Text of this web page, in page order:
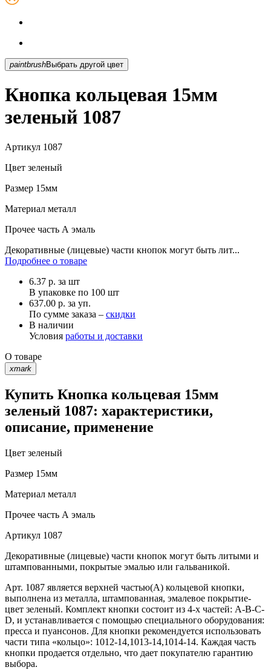
paintbrush Выбрать другой цвет
Кнопка кольцевая 15мм
зеленый 1087
Артикул 1087
Цвет зеленый
Размер 15мм
Материал металл
Прочее часть А эмаль
Декоративные (лицевые) части кнопок могут быть лит...
Подробнее о товаре
6.37 р. за шт
В упаковке по 100 шт
637.00 р. за уп.
По сумме заказа – скидки
В наличии
Условия работы и доставки
О товаре
xmark
Купить Кнопка кольцевая 15мм
зеленый 1087: характеристики,
описание, применение
Цвет зеленый
Размер 15мм
Материал металл
Прочее часть А эмаль
Артикул 1087
Декоративные (лицевые) части кнопок могут быть литыми и
штампованными, покрытые эмалью или гальваникой.
Арт. 1087 является верхней частью(А) кольцевой кнопки,
выполнена из металла, штампованная, эмалевое покрытие-
цвет зеленый. Комплект кнопки состоит из 4-х частей: А-В-С-
D, и устанавливается с помощью специального оборудования:
пресса и пуансонов. Для кнопки рекомендуется использовать
части типа «кольцо»: 1012-14,1013-14,1014-14. Каждая часть
кнопки продается отдельно, что дает покупателю гарантию
выбора.